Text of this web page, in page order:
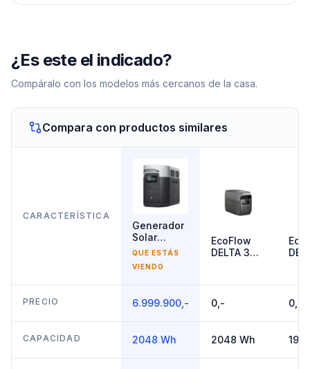
¿Es este el indicado?
Compáralo con los modelos más cercanos de la casa.
Compara con productos similares
CARACTERÍSTICA
Generador
Solar
2400W
DELTA 2
QUE ESTÁS
VIENDO
EcoFlow
DELTA 3
2400W
PRECIO 6.999.900,- 0,- 0,-
CAPACIDAD 2048 Wh 2048 Wh